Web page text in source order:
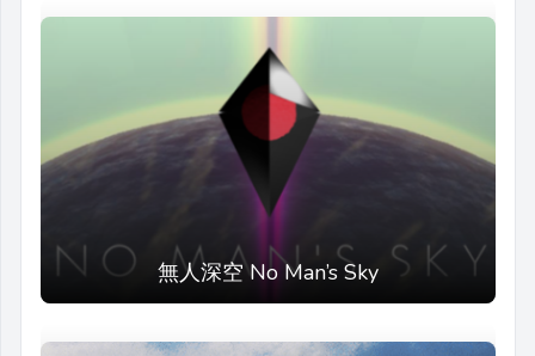
無人深空 No Man’s Sky